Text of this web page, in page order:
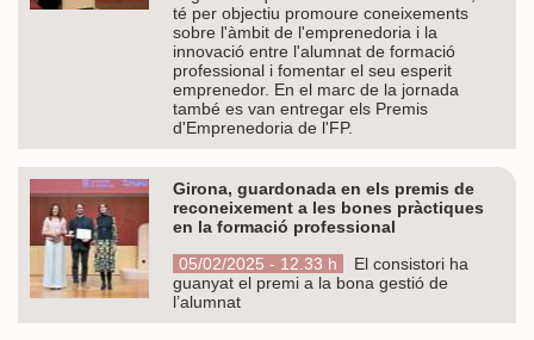
té per objectiu promoure coneixements
sobre l'àmbit de l'emprenedoria i la
innovació entre l'alumnat de formació
professional i fomentar el seu esperit
emprenedor. En el marc de la jornada
també es van entregar els Premis
d'Emprenedoria de l'FP.
Girona, guardonada en els premis de
reconeixement a les bones pràctiques
en la formació professional
05/02/2025 - 12.33 h
El consistori ha
guanyat el premi a la bona gestió de
l’alumnat